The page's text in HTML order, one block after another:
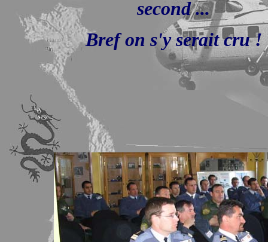
second ...
Bref on s'y serait cru !